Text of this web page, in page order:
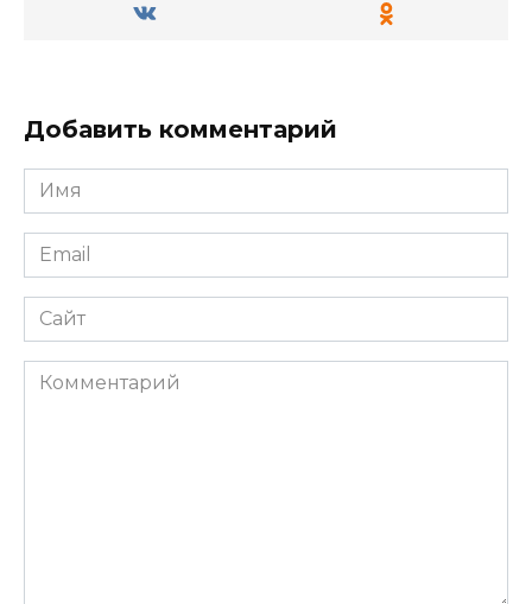
Добавить комментарий
Имя
*
Email
*
Сайт
Комментарий